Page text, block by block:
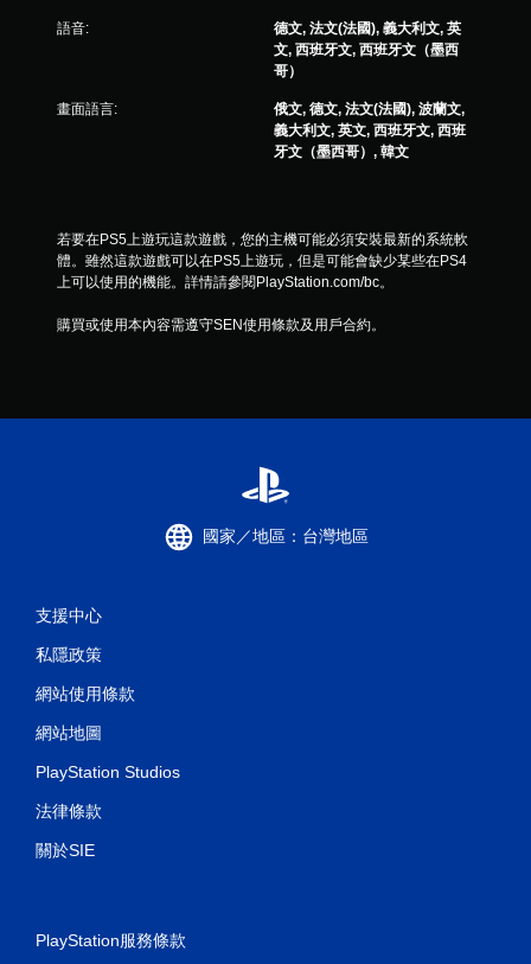
則
評
分
語音:
德文, 法文(法國), 義大利文, 英
文, 西班牙文, 西班牙文（墨西
哥）
畫面語言:
俄文, 德文, 法文(法國), 波蘭文,
義大利文, 英文, 西班牙文, 西班
牙文（墨西哥）, 韓文
若要在PS5上遊玩這款遊戲，您的主機可能必須安裝最新的系統軟
體。雖然這款遊戲可以在PS5上遊玩，但是可能會缺少某些在PS4
上可以使用的機能。詳情請參閱PlayStation.com/bc。
購買或使用本內容需遵守SEN使用條款及用戶合約。
國家／地區：台灣地區
支援中心
私隱政策
網站使用條款
網站地圖
PlayStation Studios
法律條款
關於SIE
PlayStation服務條款